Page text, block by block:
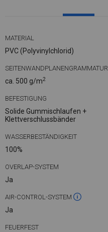
MATERIAL
PVC (Polyvinylchlorid)
SEITENWANDPLANENGRAMMATUR
ca. 500 g/m2
BEFESTIGUNG
Solide Gummischlaufen +
Klettverschlussbänder
WASSERBESTÄNDIGKEIT
100%
OVERLAP-SYSTEM
Ja
AIR-CONTROL-SYSTEM
Ja
FEUERFEST